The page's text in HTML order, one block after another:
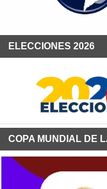
ELECCIONES 2026
COPA MUNDIAL DE